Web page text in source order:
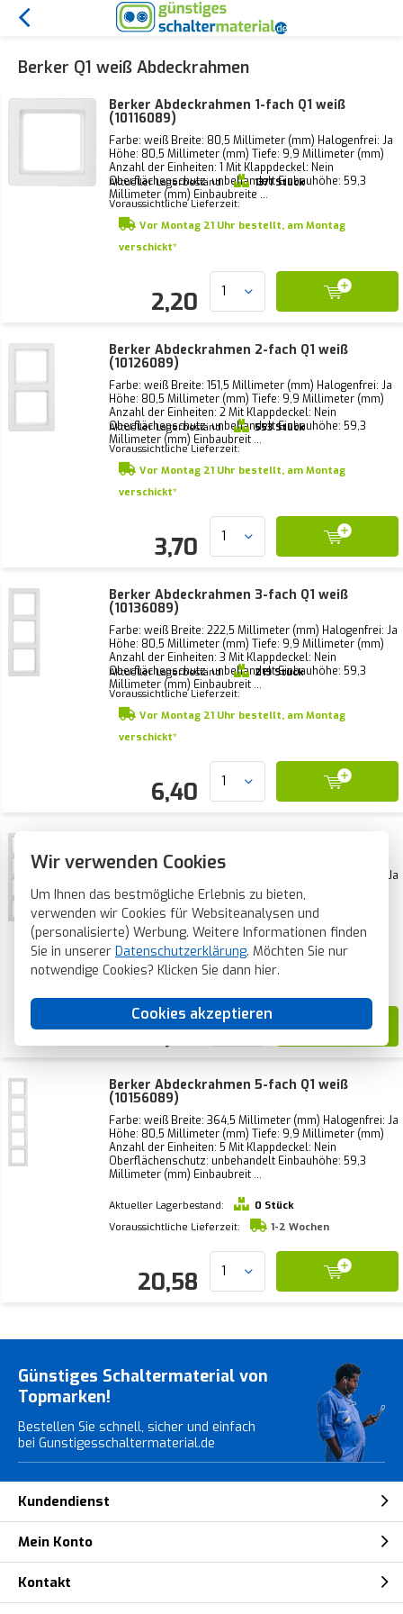
Wir verwenden Cookies
Um Ihnen das bestmögliche Erlebnis zu bieten,
verwenden wir Cookies für Websiteanalysen und
(personalisierte) Werbung. Weitere Informationen finden
Sie in unserer Datenschutzerklärung. Möchten Sie nur
notwendige Cookies? Klicken Sie dann hier.
Cookies akzeptieren
Berker Q1 weiß Abdeckrahmen
Berker Abdeckrahmen 1-fach Q1 weiß
(10116089)
Farbe: weiß Breite: 80,5 Millimeter (mm) Halogenfrei: Ja
Höhe: 80,5 Millimeter (mm) Tiefe: 9,9 Millimeter (mm)
Anzahl der Einheiten: 1 Mit Klappdeckel: Nein
Oberflächenschutz: unbehandelt Einbauhöhe: 59,3
Millimeter (mm) Einbaubreite ...
Aktueller Lagerbestand:
1371 Stück
Voraussichtliche Lieferzeit:
Vor Montag 21 Uhr bestellt, am Montag
verschickt*
2,20
Berker Abdeckrahmen 2-fach Q1 weiß
(10126089)
Farbe: weiß Breite: 151,5 Millimeter (mm) Halogenfrei: Ja
Höhe: 80,5 Millimeter (mm) Tiefe: 9,9 Millimeter (mm)
Anzahl der Einheiten: 2 Mit Klappdeckel: Nein
Oberflächenschutz: unbehandelt Einbauhöhe: 59,3
Millimeter (mm) Einbaubreit ...
Aktueller Lagerbestand:
553 Stück
Voraussichtliche Lieferzeit:
Vor Montag 21 Uhr bestellt, am Montag
verschickt*
3,70
Berker Abdeckrahmen 3-fach Q1 weiß
(10136089)
Farbe: weiß Breite: 222,5 Millimeter (mm) Halogenfrei: Ja
Höhe: 80,5 Millimeter (mm) Tiefe: 9,9 Millimeter (mm)
Anzahl der Einheiten: 3 Mit Klappdeckel: Nein
Oberflächenschutz: unbehandelt Einbauhöhe: 59,3
Millimeter (mm) Einbaubreit ...
Aktueller Lagerbestand:
219 Stück
Voraussichtliche Lieferzeit:
Vor Montag 21 Uhr bestellt, am Montag
verschickt*
6,40
(10146089)
Farbe: weiß Breite: 293,5 Millimeter (mm) Halogenfrei: Ja
Höhe: 80,5 Millimeter (mm) Tiefe: 9,9 Millimeter (mm)
Anzahl der Einheiten: 4 Mit Klappdeckel: Nein
Oberflächenschutz: unbehandelt Einbauhöhe: 59,3
Millimeter (mm) Einbaubreit ...
Aktueller Lagerbestand:
21 Stück
Voraussichtliche Lieferzeit:
Vor Montag 21 Uhr bestellt, am Montag
10,40
Berker Abdeckrahmen 5-fach Q1 weiß
(10156089)
Farbe: weiß Breite: 364,5 Millimeter (mm) Halogenfrei: Ja
Höhe: 80,5 Millimeter (mm) Tiefe: 9,9 Millimeter (mm)
Anzahl der Einheiten: 5 Mit Klappdeckel: Nein
Oberflächenschutz: unbehandelt Einbauhöhe: 59,3
Millimeter (mm) Einbaubreit ...
Aktueller Lagerbestand:
0 Stück
Voraussichtliche Lieferzeit:
1-2 Wochen
20,58
Günstiges Schaltermaterial von
Topmarken!
Bestellen Sie schnell, sicher und einfach
bei Gunstigesschaltermaterial.de
Kundendienst
Mein Konto
Kontakt